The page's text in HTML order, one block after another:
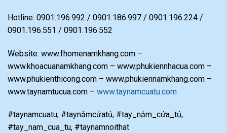
Hotline: 0901.196.992 / 0901.186.997 / 0901.196.224 /
0901.196.551 / 0901.196.552
Website: www.fhomenamkhang.com –
www.khoacuanamkhang.com – www.phukiennhacua.com –
www.phukienthicong.com – www.phukiennamkhang.com –
www.taynamtucua.com – www.taynamcuatu.com
#taynamcuatu, #taynắmcửatủ, #tay_nắm_cửa_tủ,
#tay_nam_cua_tu, #taynamnoithat